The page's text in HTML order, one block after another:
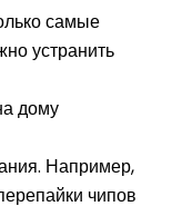
самые
устранить
дому
Например,
чипов